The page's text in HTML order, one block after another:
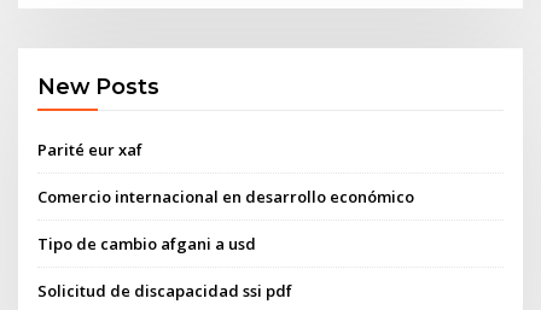
New Posts
Parité eur xaf
Comercio internacional en desarrollo económico
Tipo de cambio afgani a usd
Solicitud de discapacidad ssi pdf